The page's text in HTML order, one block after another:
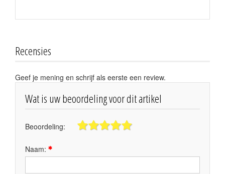
Recensies
Geef je mening en schrijf als eerste een review.
Wat is uw beoordeling voor dit artikel
Beoordeling:
Naam: